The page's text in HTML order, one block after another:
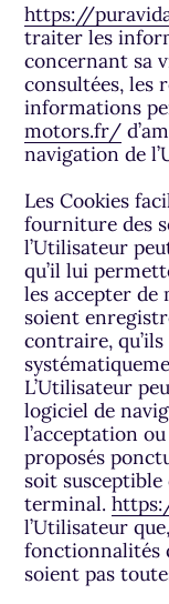
https://
traiter les
concernant sa
consultées, les
informations
motors.fr/
navigation de
Les Cookies
fourniture des
l’Utilisateur
qu’il lui
les accepter de
soient
contraire,
L’Utilisateur
logiciel de
l’acceptation
proposés
soit susceptible
terminal.
l’Utilisateur
fonctionnalités
soient pas